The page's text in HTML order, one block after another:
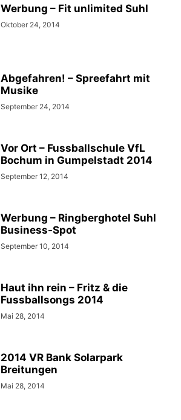
Werbung – Fit unlimited Suhl
Oktober 24, 2014
Abgefahren! – Spreefahrt mit
Musike
September 24, 2014
Vor Ort – Fussballschule VfL
Bochum in Gumpelstadt 2014
September 12, 2014
Werbung – Ringberghotel Suhl
Business-Spot
September 10, 2014
Haut ihn rein – Fritz & die
Fussballsongs 2014
Mai 28, 2014
2014 VR Bank Solarpark
Breitungen
Mai 28, 2014